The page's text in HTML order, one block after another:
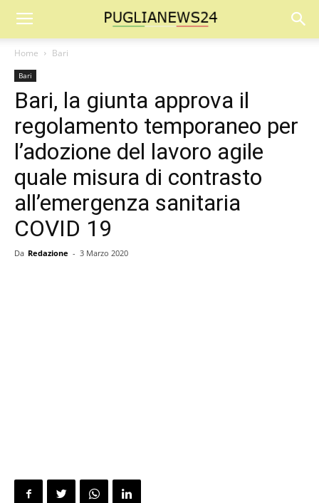
Home Bari
Bari
Bari, la giunta approva il
regolamento temporaneo per
l’adozione del lavoro agile
quale misura di contrasto
all’emergenza sanitaria
COVID 19
Da Redazione - 3 Marzo 2020